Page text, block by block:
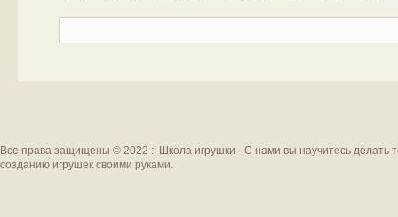
Все права защищены © 2022 :: Школа игрушки - С нами вы научитесь делать
созданию игрушек своими руками.